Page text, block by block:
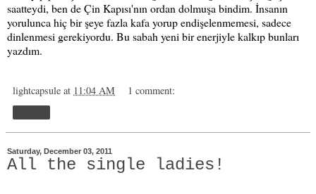
saatteydi, ben de Çin Kapısı'nın ordan dolmuşa bindim. İnsanın
yorulunca hiç bir şeye fazla kafa yorup endişelenmemesi, sadece
dinlenmesi gerekiyordu. Bu sabah yeni bir enerjiyle kalkıp bunları
yazdım.
lightcapsule at 11:04 AM 1 comment:
Saturday, December 03, 2011
All the single ladies!